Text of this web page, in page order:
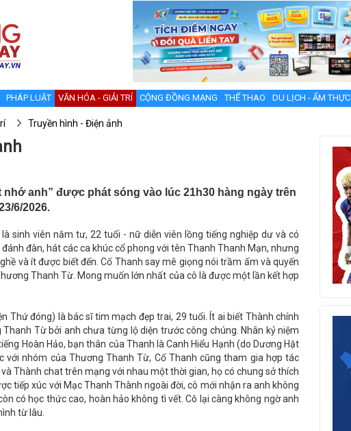
PHÁP LUẬT VĂN HÓA - GIẢI TRÍ CỘNG ĐỒNG MẠNG THỂ THAO DU LỊCH - ẨM THỰC
Truyền hình - Điện ảnh
nhớ anh” được phát sóng vào lúc 21h30 hàng ngày trên
6/2026.
sinh viên năm tư, 22 tuổi - nữ diễn viên lồng tiếng nghiệp dư và có
đàn, hát các ca khúc cổ phong với tên Thanh Thanh Mạn, nhưng
và ít được biết đến. Cố Thanh say mê giọng nói trầm ấm và quyến
Thanh Từ. Mong muốn lớn nhất của cô là được một lần kết hợp
Thứ đóng) là bác sĩ tim mạch đẹp trai, 29 tuổi. Ít ai biết Thành chính
Thanh Từ bởi anh chưa từng lộ diện trước công chúng. Nhân kỷ niệm
Hoàn Hảo, bạn thân của Thanh là Canh Hiểu Hạnh (do Dương Hật
với nhóm của Thương Thanh Từ, Cố Thanh cũng tham gia hợp tác
Thành chat trên mạng với nhau một thời gian, họ có chung sở thích
tiếp xúc với Mạc Thanh Thành ngoài đời, cô mới nhận ra anh không
có học thức cao, hoàn hảo không tì vết. Cô lại càng không ngờ anh
từ lâu.